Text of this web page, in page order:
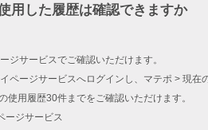
用した履歴は確認できますか
ジサービスでご確認いただけます。
ページサービスへログインし、マテポ > 現在
使用履歴30件までをご確認いただけます。
ージサービス